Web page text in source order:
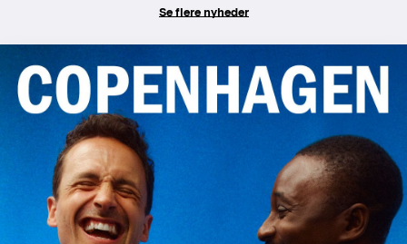
Se flere nyheder